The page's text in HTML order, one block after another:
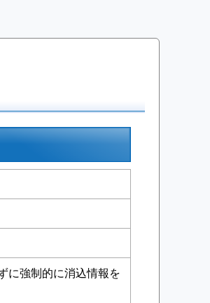
に強制的に消込情報を